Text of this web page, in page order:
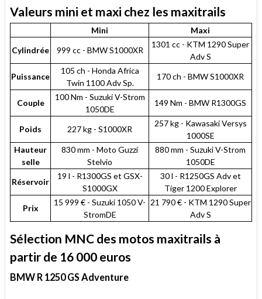
Valeurs mini et maxi chez les maxitrails
Mini
Maxi
Cylindrée
999 cc - BMW S1000XR
1301 cc - KTM 1290 Super
Adv S
Puissance
105 ch - Honda Africa
Twin 1100 Adv Sp.
170 ch - BMW S1000XR
Couple
100 Nm - Suzuki V-Strom
1050DE
149 Nm - BMW R1300GS
Poids 227 kg - S1000XR
257 kg - Kawasaki Versys
1000SE
Hauteur
selle
830 mm - Moto Guzzi
Stelvio
880 mm - Suzuki V-Strom
1050DE
Réservoir
19 l - R1300GS et GSX-
S1000GX
30 l - R1250GS Adv et
Tiger 1200 Explorer
Prix
15 999 € - Suzuki 1050 V-
StromDE
21 790 € - KTM 1290 Super
Adv S
Sélection MNC des motos maxitrails à
partir de 16 000 euros
BMW R 1250 GS Adventure